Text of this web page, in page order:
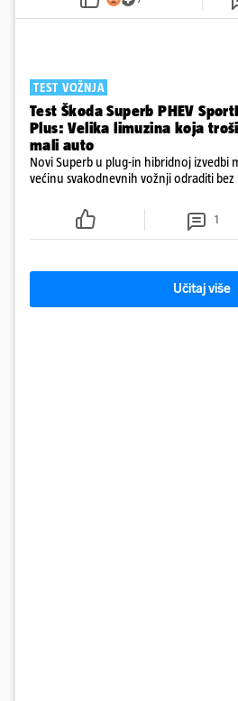
TEST VOŽNJA
Test Škoda Superb PHEV
Plus: Velika limuzina koja
mali auto
Novi Superb u plug-in hibridnoj izvedbi
većinu svakodnevnih vožnji odraditi bez
1
Učitaj više